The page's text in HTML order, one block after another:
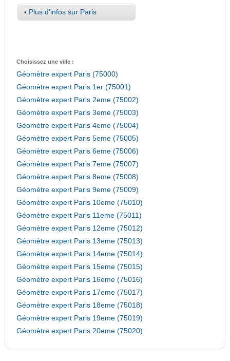
• Plus d'infos sur Paris
Choisissez une ville :
Géomètre expert Paris (75000)
Géomètre expert Paris 1er (75001)
Géomètre expert Paris 2eme (75002)
Géomètre expert Paris 3eme (75003)
Géomètre expert Paris 4eme (75004)
Géomètre expert Paris 5eme (75005)
Géomètre expert Paris 6eme (75006)
Géomètre expert Paris 7eme (75007)
Géomètre expert Paris 8eme (75008)
Géomètre expert Paris 9eme (75009)
Géomètre expert Paris 10eme (75010)
Géomètre expert Paris 11eme (75011)
Géomètre expert Paris 12eme (75012)
Géomètre expert Paris 13eme (75013)
Géomètre expert Paris 14eme (75014)
Géomètre expert Paris 15eme (75015)
Géomètre expert Paris 16eme (75016)
Géomètre expert Paris 17eme (75017)
Géomètre expert Paris 18eme (75018)
Géomètre expert Paris 19eme (75019)
Géomètre expert Paris 20eme (75020)